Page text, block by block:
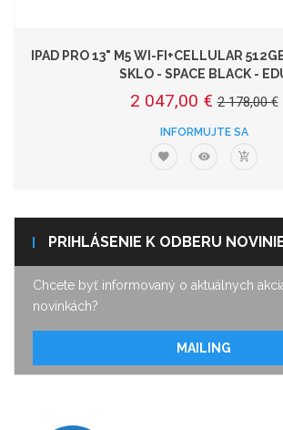
IPAD PRO 13" M5 WI-FI+CELLULAR
SKLO - SPACE BLACK -
2 047,00 € 2 178,00 €
INFORMUJTE SA
PRIHLÁSENIE K ODBERU
Chcete byť informovaný o aktuálnych
novinkách?
MAILING